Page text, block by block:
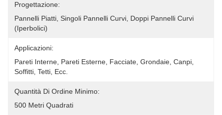
Progettazione:
Pannelli Piatti, Singoli Pannelli Curvi, Doppi Pannelli Curvi
(iperbolici)
Applicazioni:
Pareti Interne, Pareti Esterne, Facciate, Grondaie, Canpi,
Soffitti, Tetti, Ecc.
Quantità Di Ordine Minimo:
500 Metri Quadrati